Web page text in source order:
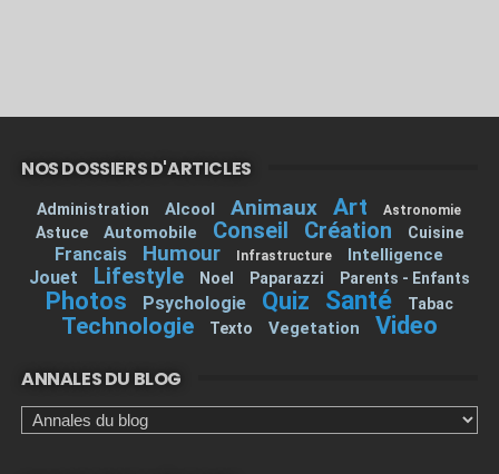
NOS DOSSIERS D'ARTICLES
Administration Alcool Animaux Art Astronomie
Astuce Automobile Conseil Création Cuisine
Francais Humour Infrastructure Intelligence
Jouet Lifestyle Noel Paparazzi Parents - Enfants
Photos Psychologie Quiz Santé Tabac
Technologie Texto Vegetation Video
ANNALES DU BLOG